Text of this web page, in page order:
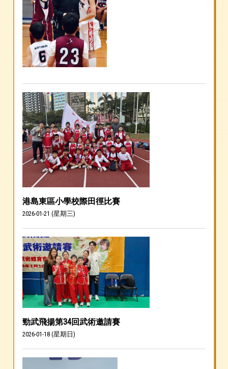
港島東區小學校際田徑比賽
2026-01-21 (星期三)
勁武飛揚第34回武術邀請賽
2026-01-18 (星期日)